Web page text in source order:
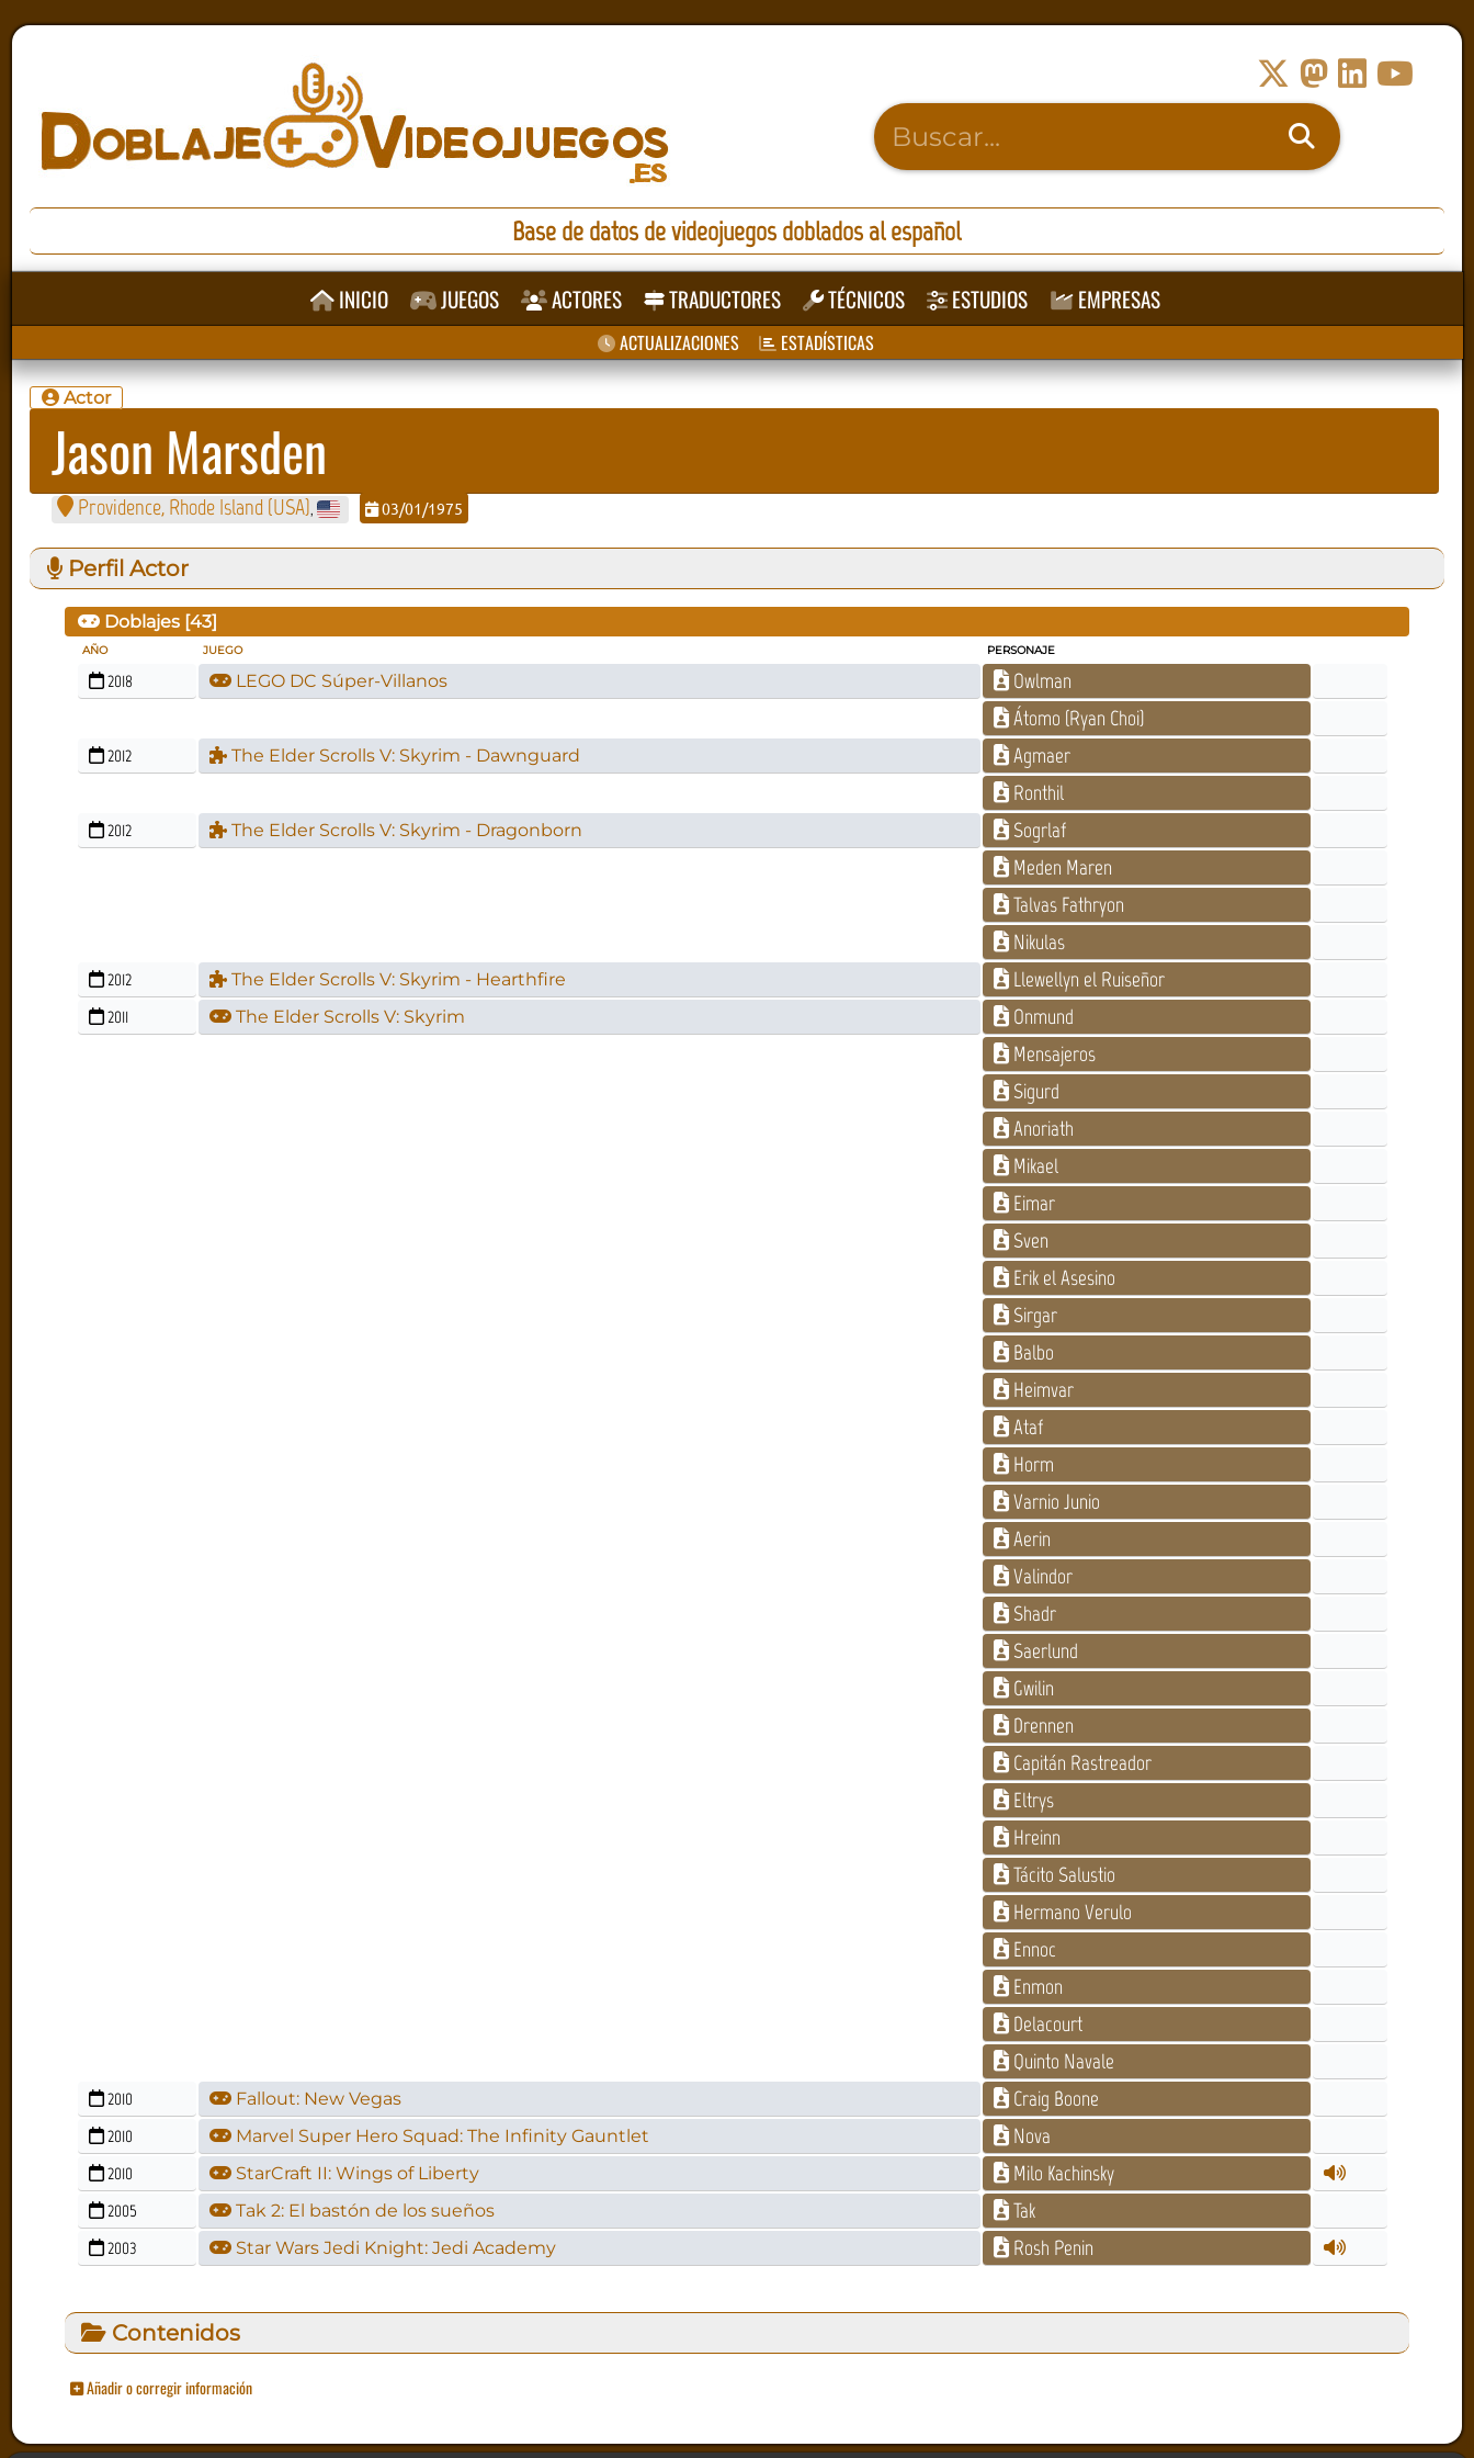
Base de datos de videojuegos doblados al español
INICIO JUEGOS ACTORES TRADUCTORES TÉCNICOS ESTUDIOS EMPRESAS
ACTUALIZACIONES ESTADÍSTICAS
Actor
Jason Marsden
Providence, Rhode Island (USA), 03/01/1975
Perfil Actor
Doblajes [43]
AÑO JUEGO PERSONAJE
2018 LEGO DC Súper-Villanos
Owlman
Átomo (Ryan Choi)
2012 The Elder Scrolls V: Skyrim - Dawnguard
Agmaer
Ronthil
2012 The Elder Scrolls V: Skyrim - Dragonborn
Sogrlaf
Meden Maren
Talvas Fathryon
Nikulas
2012 The Elder Scrolls V: Skyrim - Hearthfire Llewellyn el Ruiseñor
2011 The Elder Scrolls V: Skyrim
Onmund
Mensajeros
Sigurd
Anoriath
Mikael
Eimar
Sven
Erik el Asesino
Sirgar
Balbo
Heimvar
Ataf
Horm
Varnio Junio
Aerin
Valindor
Shadr
Saerlund
Gwilin
Drennen
Capitán Rastreador
Eltrys
Hreinn
Tácito Salustio
Hermano Verulo
Ennoc
Enmon
Delacourt
Quinto Navale
2010 Fallout: New Vegas Craig Boone
2010 Marvel Super Hero Squad: The Infinity Gauntlet Nova
2010 StarCraft II: Wings of Liberty Milo Kachinsky
2005 Tak 2: El bastón de los sueños Tak
2003 Star Wars Jedi Knight: Jedi Academy Rosh Penin
Contenidos
Añadir o corregir información